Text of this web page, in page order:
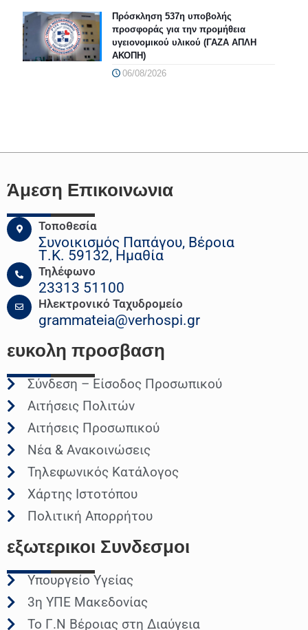
Πρόσκληση 537η υποβολής
προσφοράς για την προμήθεια
υγειονομικού υλικού (ΓΑΖΑ ΑΠΛΗ
ΑΚΟΠΗ)
06/08/2026
Άμεση Επικοινωνια
Τοποθεσία
Συνοικισμός Παπάγου, Βέροια
Τ.Κ. 59132, Ημαθία
Τηλέφωνο
23313 51100
Ηλεκτρονικό Ταχυδρομείο
grammateia@verhospi.gr
ευκολη προσβαση
Σύνδεση – Είσοδος Προσωπικού
Αιτήσεις Πολιτών
Αιτήσεις Προσωπικού
Νέα & Ανακοινώσεις
Τηλεφωνικός Κατάλογος
Χάρτης Ιστοτόπου
Πολιτική Απορρήτου
εξωτερικοι Συνδεσμοι
Υπουργείο Υγείας
3η ΥΠΕ Μακεδονίας
Το Γ.Ν Βέροιας στη Διαύγεια